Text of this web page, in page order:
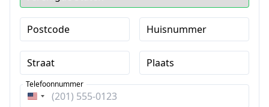
Postcode Huisnummer
Straat Plaats
Verenigde
Telefoonnummer